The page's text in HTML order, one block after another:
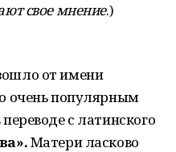
свое мнение.)
от имени
очень популярным
с латинского
Матери ласково